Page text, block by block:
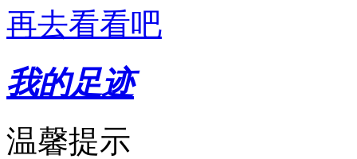
再去看看吧
我的足迹
温馨提示